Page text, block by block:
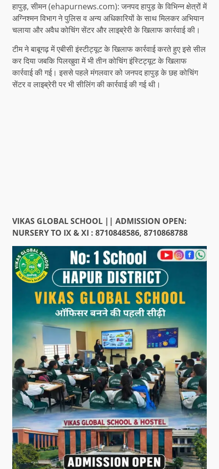
हापुड़, सीमन (ehapurnews.com): जनपद हापुड़ के विभिन्न क्षेत्रों में
अग्निश्मन विभाग ने पुलिस व अन्य अधिकारियों के साथ मिलकर अभियान
चलाया और अवैध कोचिंग सेंटर और लाइब्रेरी के खिलाफ कार्रवाई की।
टीम ने बाबूगढ़ में एबीसी इंस्टीट्यूट के खिलाफ कार्रवाई करते हुए इसे सील
कर दिया जबकि पिलखुवा में भी तीन कोचिंग इंस्टिट्यूट के खिलाफ
कार्रवाई की गई। इससे पहले मंगलवार को जनपद हापुड़ के छह कोचिंग
सेंटर व लाइब्रेरी पर भी सीलिंग की कार्रवाई की गई थी।
VIKAS GLOBAL SCHOOL || ADMISSION OPEN:
NURSERY TO IX & XI : 8710848586, 8710868788